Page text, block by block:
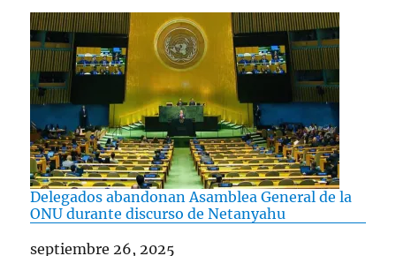
Delegados abandonan Asamblea General de la
ONU durante discurso de Netanyahu
Fecha
septiembre 26, 2025